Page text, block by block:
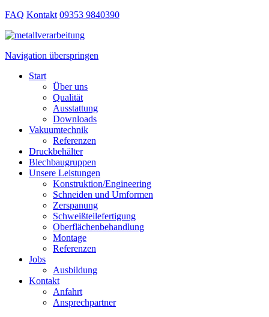
FAQ Kontakt 09353 9840390
Navigation überspringen
Start
Über uns
Qualität
Ausstattung
Downloads
Vakuumtechnik
Referenzen
Druckbehälter
Blechbaugruppen
Unsere Leistungen
Konstruktion/Engineering
Schneiden und Umformen
Zerspanung
Schweißteilefertigung
Oberflächenbehandlung
Montage
Referenzen
Jobs
Ausbildung
Kontakt
Anfahrt
Ansprechpartner